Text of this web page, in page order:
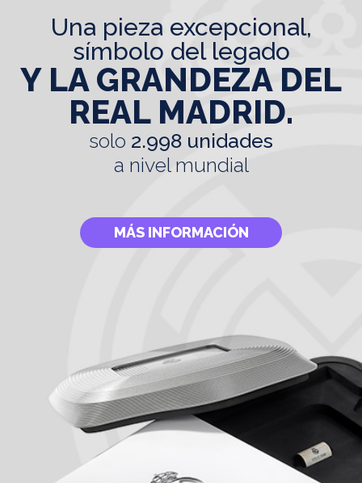
una pieza excepcional,
símbolo del legado
Y LA GRANDEZA DEL
REAL MADRID.
solo 2.998 unidades
a nivel mundial
MÁS INFORMACIÓN